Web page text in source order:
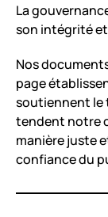
La
son intégrité
Nos
page
soutiennent le
tendent notre
manière juste
confiance du